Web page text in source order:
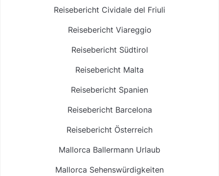
Reisebericht Cividale del Friuli
Reisebericht Viareggio
Reisebericht Südtirol
Reisebericht Malta
Reisebericht Spanien
Reisebericht Barcelona
Reisebericht Österreich
Mallorca Ballermann Urlaub
Mallorca Sehenswürdigkeiten